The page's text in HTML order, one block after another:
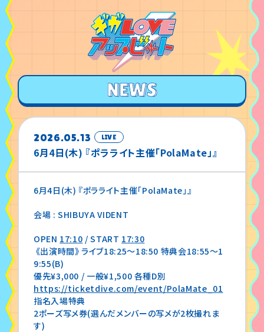
2026.05.13 LIVE
6月4日(木) 『ポラライト主催「PolaMate」』
6月4日(木) 『ポラライト主催「PolaMate」』
会場 : SHIBUYA VIDENT
OPEN 17:10 / START 17:30
《出演時間》 ライブ18:25〜18:50 特典会18:55〜1
9:55(B)
優先¥3,000 / 一般¥1,500 各種D別
https://ticketdive.com/event/PolaMate_01
指名入場特典
2ポーズ写メ券(選んだメンバーの写メが2枚撮れま
す)